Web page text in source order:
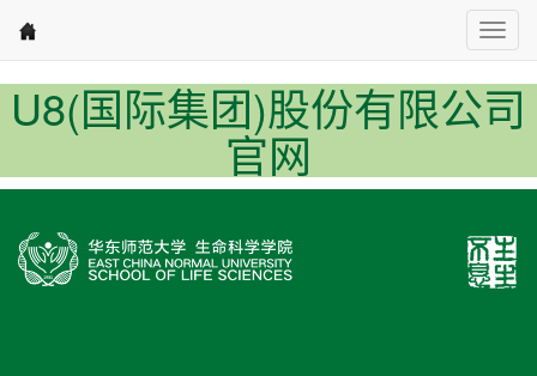
U8(国际集团)股份有限公司
官网
Nav1